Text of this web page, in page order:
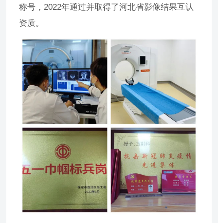
称号，2022年通过并取得了河北省影像结果互认
资质。